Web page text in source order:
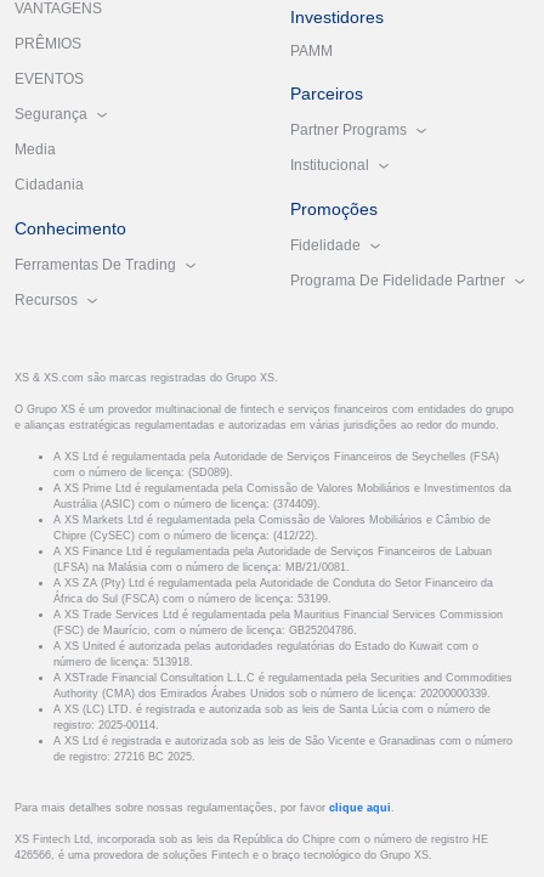
VANTAGENS
PRÊMIOS
EVENTOS
Segurança
Media
Cidadania
Conhecimento
Ferramentas De Trading
Recursos
Investidores
PAMM
Parceiros
Partner Programs
Institucional
Promoções
Fidelidade
Programa De Fidelidade Partner
XS & XS.com são marcas registradas do Grupo XS.
O Grupo XS é um provedor multinacional de fintech e serviços financeiros com entidades do grupo
e alianças estratégicas regulamentadas e autorizadas em várias jurisdições ao redor do mundo.
A XS Ltd é regulamentada pela Autoridade de Serviços Financeiros de Seychelles (FSA)
com o número de licença: (SD089).
A XS Prime Ltd é regulamentada pela Comissão de Valores Mobiliários e Investimentos da
Austrália (ASIC) com o número de licença: (374409).
A XS Markets Ltd é regulamentada pela Comissão de Valores Mobiliários e Câmbio de
Chipre (CySEC) com o número de licença: (412/22).
A XS Finance Ltd é regulamentada pela Autoridade de Serviços Financeiros de Labuan
(LFSA) na Malásia com o número de licença: MB/21/0081.
A XS ZA (Pty) Ltd é regulamentada pela Autoridade de Conduta do Setor Financeiro da
África do Sul (FSCA) com o número de licença: 53199.
A XS Trade Services Ltd é regulamentada pela Mauritius Financial Services Commission
(FSC) de Maurício, com o número de licença: GB25204786.
A XS United é autorizada pelas autoridades regulatórias do Estado do Kuwait com o
número de licença: 513918.
A XSTrade Financial Consultation L.L.C é regulamentada pela Securities and Commodities
Authority (CMA) dos Emirados Árabes Unidos sob o número de licença: 20200000339.
A XS (LC) LTD. é registrada e autorizada sob as leis de Santa Lúcia com o número de
registro: 2025-00114.
A XS Ltd é registrada e autorizada sob as leis de São Vicente e Granadinas com o número
de registro: 27216 BC 2025.
Para mais detalhes sobre nossas regulamentações, por favor clique aqui .
XS Fintech Ltd, incorporada sob as leis da República do Chipre com o número de registro HE
426566, é uma provedora de soluções Fintech e o braço tecnológico do Grupo XS.